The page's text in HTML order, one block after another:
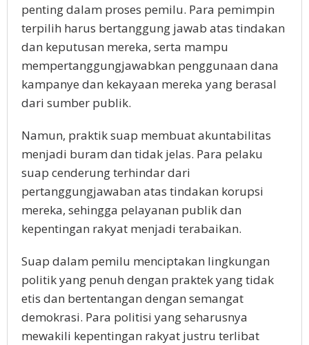
penting dalam proses pemilu. Para pemimpin
terpilih harus bertanggung jawab atas tindakan
dan keputusan mereka, serta mampu
mempertanggungjawabkan penggunaan dana
kampanye dan kekayaan mereka yang berasal
dari sumber publik.
Namun, praktik suap membuat akuntabilitas
menjadi buram dan tidak jelas. Para pelaku
suap cenderung terhindar dari
pertanggungjawaban atas tindakan korupsi
mereka, sehingga pelayanan publik dan
kepentingan rakyat menjadi terabaikan.
Suap dalam pemilu menciptakan lingkungan
politik yang penuh dengan praktek yang tidak
etis dan bertentangan dengan semangat
demokrasi. Para politisi yang seharusnya
mewakili kepentingan rakyat justru terlibat